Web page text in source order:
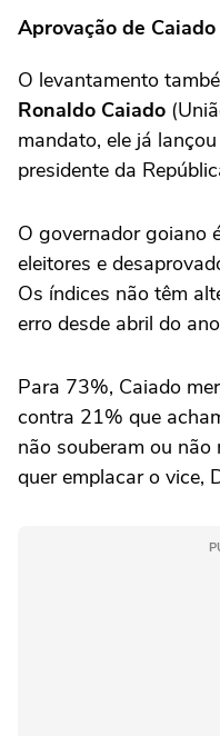
Aprovação de Caiado
O levantamento
Ronaldo Caiado
mandato, ele já
presidente da
O governador goiano
eleitores e
Os índices não têm
erro desde abril do
Para 73%, Caiado
contra 21% que
não souberam ou não
quer emplacar o vice,